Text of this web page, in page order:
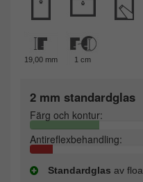
19,00 mm 1 cm
2 mm standardglas
Färg och kontur:
Antireflexbehandling:
Standardglas av